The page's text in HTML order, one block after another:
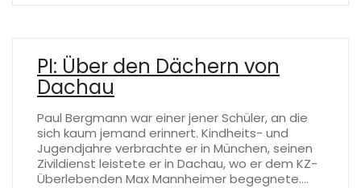
PI: Über den Dächern von
Dachau
Paul Bergmann war einer jener Schüler, an die
sich kaum jemand erinnert. Kindheits- und
Jugendjahre verbrachte er in München, seinen
Zivildienst leistete er in Dachau, wo er dem KZ-
Überlebenden Max Mannheimer begegnete.…